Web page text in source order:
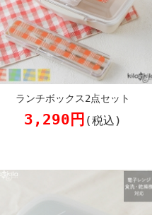
ランチボックス2点セット
3,290円 (税込)